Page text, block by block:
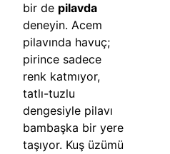
bir de pilavda
deneyin. Acem
pilavında havuç;
pirince sadece
renk katmıyor,
tatlı-tuzlu
dengesiyle pilavı
bambaşka bir yere
taşıyor. Kuş üzümü